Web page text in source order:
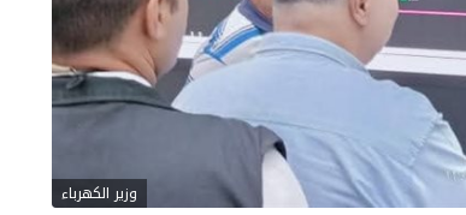
وزير الكهرباء